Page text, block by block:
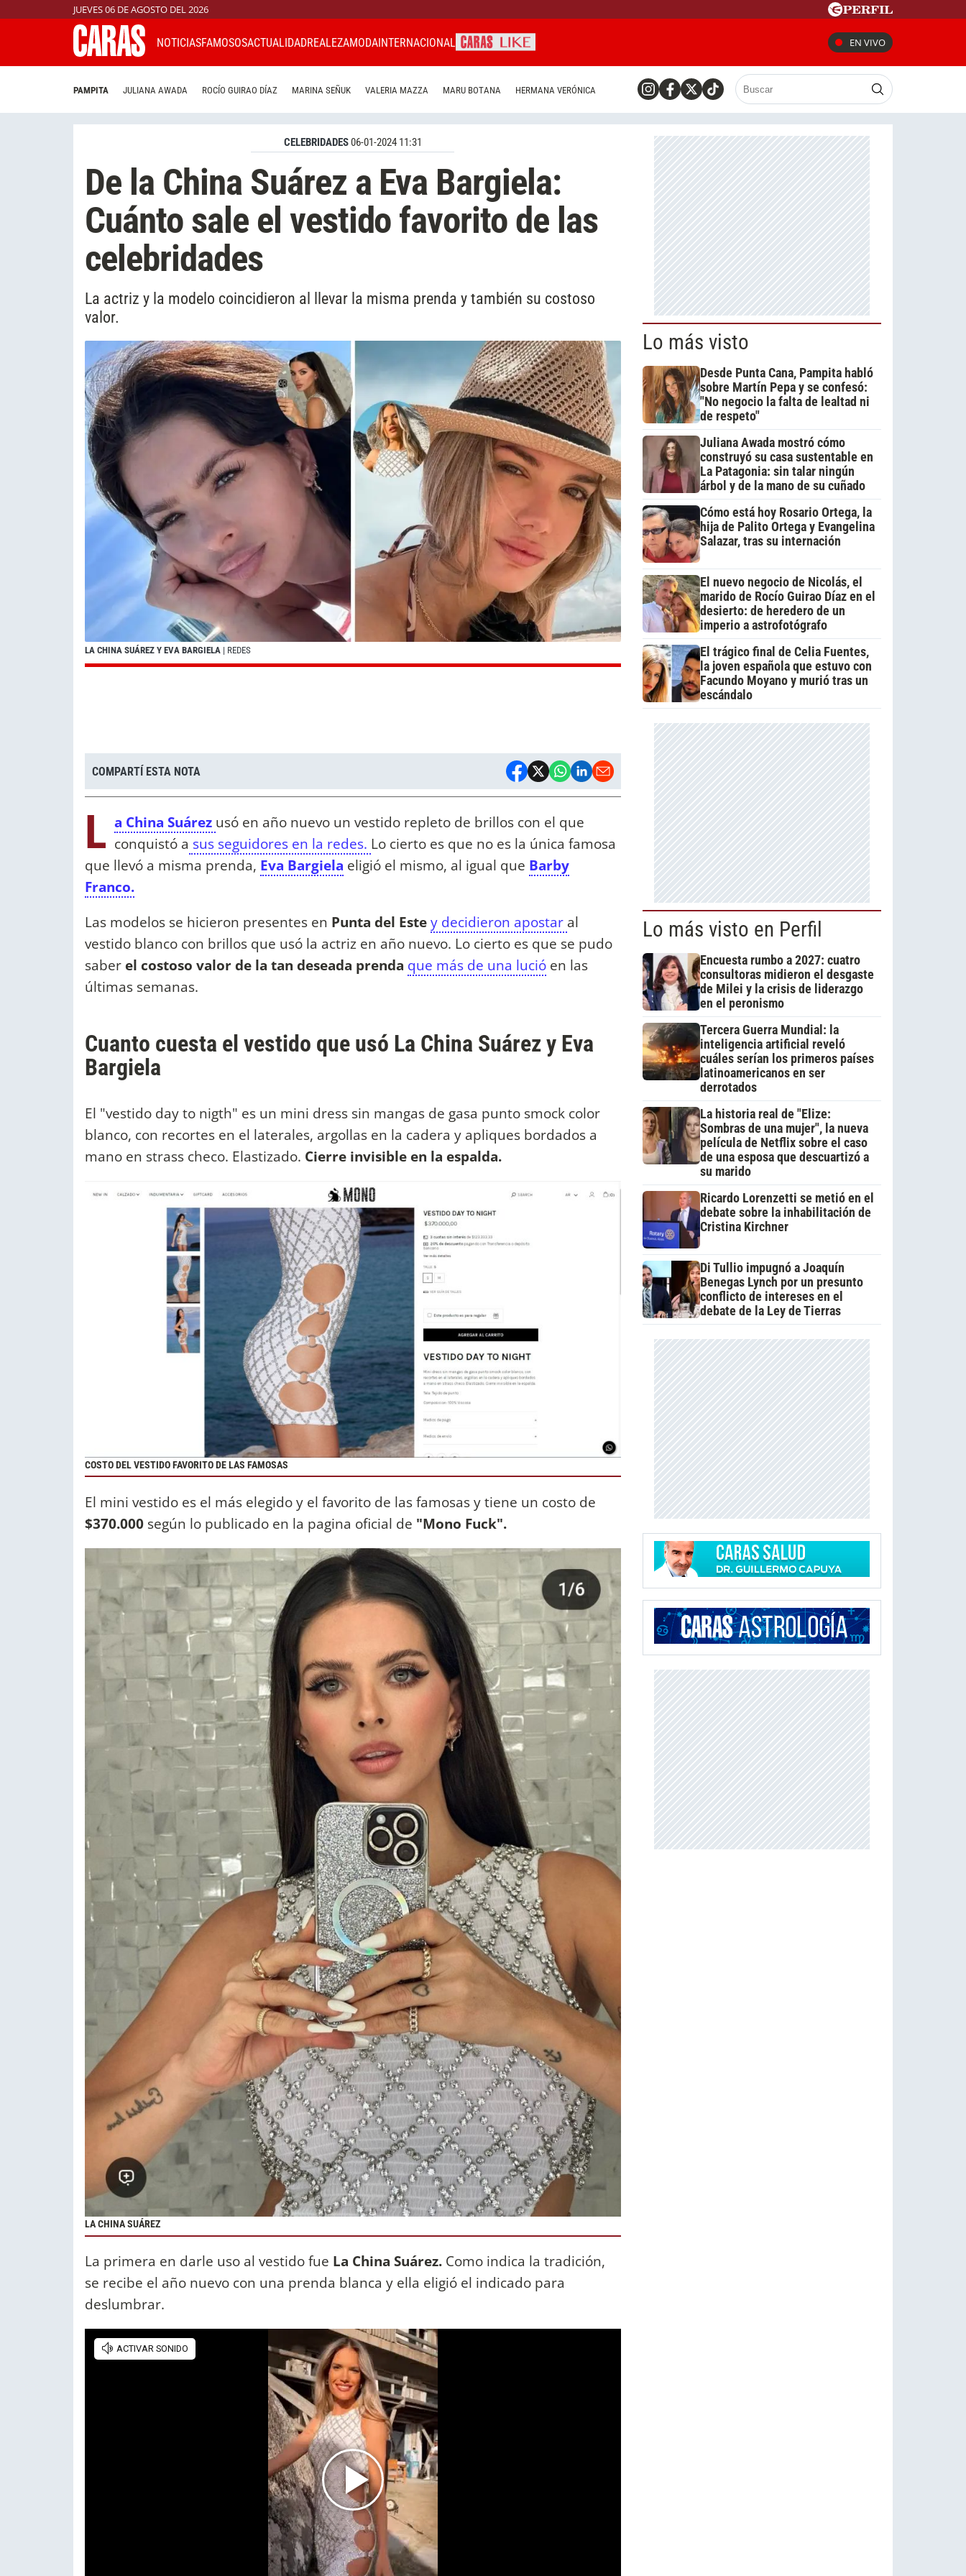
JUEVES 06 DE AGOSTO DEL 2026
NOTICIASFAMOSOSACTUALIDADREALEZAMODAINTERNACIONAL EN VIVO
PAMPITA JULIANA AWADA ROCÍO GUIRAO DÍAZ MARINA SEÑUK VALERIA MAZZA MARU BOTANA HERMANA VERÓNICA
CELEBRIDADES06-01-2024 11:31
De la China Suárez a Eva Bargiela:
Cuánto sale el vestido favorito de las
celebridades
La actriz y la modelo coincidieron al llevar la misma prenda y también su costoso
valor.
LA CHINA SUÁREZ Y EVA BARGIELA | REDES
COMPARTÍ ESTA NOTA
L a China Suárez usó en año nuevo un vestido repleto de brillos con el que
conquistó a sus seguidores en la redes. Lo cierto es que no es la única famosa
que llevó a misma prenda, Eva Bargiela eligió el mismo, al igual que Barby
Franco.
Las modelos se hicieron presentes en Punta del Estey decidieron apostar al
vestido blanco con brillos que usó la actriz en año nuevo. Lo cierto es que se pudo
saber el costoso valor de la tan deseada prenda que más de una lució en las
últimas semanas.
Cuanto cuesta el vestido que usó La China Suárez y Eva
Bargiela
El "vestido day to nigth" es un mini dress sin mangas de gasa punto smock color
blanco, con recortes en el laterales, argollas en la cadera y apliques bordados a
mano en strass checo. Elastizado. Cierre invisible en la espalda.
COSTO DEL VESTIDO FAVORITO DE LAS FAMOSAS
El mini vestido es el más elegido y el favorito de las famosas y tiene un costo de
$370.000 según lo publicado en la pagina oficial de "Mono Fuck".
LA CHINA SUÁREZ
La primera en darle uso al vestido fue La China Suárez. Como indica la tradición,
se recibe el año nuevo con una prenda blanca y ella eligió el indicado para
deslumbrar.
Lo más visto
Desde Punta Cana, Pampita habló
sobre Martín Pepa y se confesó:
"No negocio la falta de lealtad ni
de respeto"
Juliana Awada mostró cómo
construyó su casa sustentable en
La Patagonia: sin talar ningún
árbol y de la mano de su cuñado
Cómo está hoy Rosario Ortega, la
hija de Palito Ortega y Evangelina
Salazar, tras su internación
El nuevo negocio de Nicolás, el
marido de Rocío Guirao Díaz en el
desierto: de heredero de un
imperio a astrofotógrafo
El trágico final de Celia Fuentes,
la joven española que estuvo con
Facundo Moyano y murió tras un
escándalo
Lo más visto en Perfil
Encuesta rumbo a 2027: cuatro
consultoras midieron el desgaste
de Milei y la crisis de liderazgo
en el peronismo
Tercera Guerra Mundial: la
inteligencia artificial reveló
cuáles serían los primeros países
latinoamericanos en ser
derrotados
La historia real de "Elize:
Sombras de una mujer", la nueva
película de Netflix sobre el caso
de una esposa que descuartizó a
su marido
Ricardo Lorenzetti se metió en el
debate sobre la inhabilitación de
Cristina Kirchner
Di Tullio impugnó a Joaquín
Benegas Lynch por un presunto
conflicto de intereses en el
debate de la Ley de Tierras